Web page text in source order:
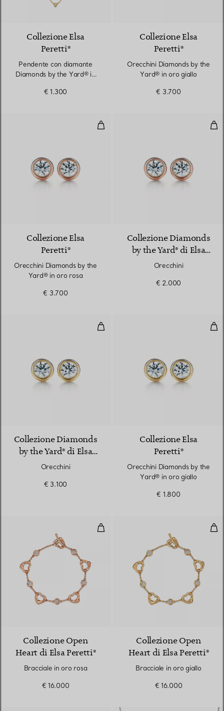
Collezione Elsa
Peretti®
Pendente con diamante
Diamonds by the Yard® in
€ 1.300
Collezione Elsa
Peretti®
Orecchini Diamonds by the
Yard® in oro giallo
€ 3.700
Orecchini Diamonds by the
Collezione Elsa
Peretti®
Orecchini Diamonds by the
Yard® in oro rosa
€ 3.700
Collezione Diamonds
by the Yard® di Elsa
Peretti®
Orecchini
€ 2.000
Orecchini
Collezione Diamonds
by the Yard® di Elsa
Peretti®
Orecchini
€ 3.100
Collezione Elsa
Peretti®
Orecchini Diamonds by the
Yard® in oro giallo
€ 1.800
Bracciale in oro rosa
Collezione Open
Heart di Elsa Peretti®
Bracciale in oro rosa
€ 16.000
Collezione Open
Heart di Elsa Peretti®
Bracciale in oro giallo
€ 16.000